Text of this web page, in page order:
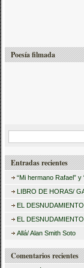
Poesía filmada
s
r
Entradas recientes
“Mi hermano Rafael” y
LIBRO DE HORAS/
EL
EL
Allá/ Alan Smith Soto
Comentarios recientes